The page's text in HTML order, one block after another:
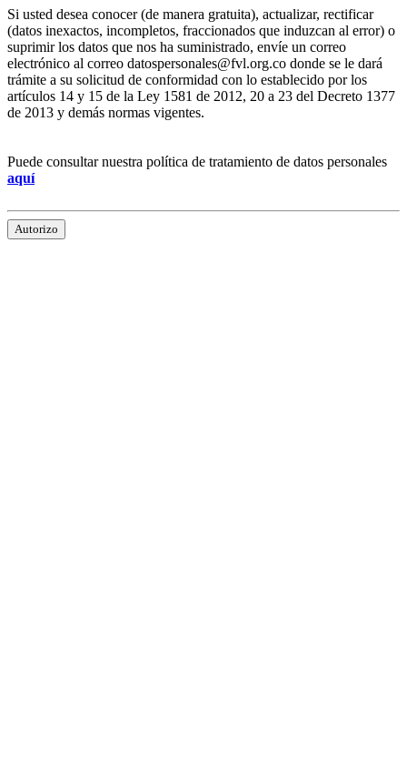
Si usted desea conocer (de manera gratuita), actualizar, rectificar
(datos inexactos, incompletos, fraccionados que induzcan al error) o
suprimir los datos que nos ha suministrado, envíe un correo
electrónico al correo datospersonales@fvl.org.co donde se le dará
trámite a su solicitud de conformidad con lo establecido por los
artículos 14 y 15 de la Ley 1581 de 2012, 20 a 23 del Decreto 1377
de 2013 y demás normas vigentes.
Puede consultar nuestra política de tratamiento de datos personales
aquí
Autorizo